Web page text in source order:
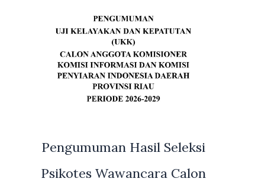
Pengumuman Hasil Seleksi
Psikotes Wawancara Calon